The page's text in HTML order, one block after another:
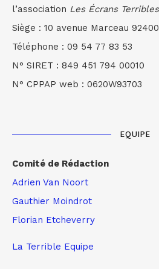
l’association Les Écrans
Siège : 10 avenue Marceau
Téléphone : 09 54 77 83 53
N° SIRET : 849 451 794 00010
N° CPPAP web : 0620W93703
EQUIPE
Comité de Rédaction
Adrien Van Noort
Gauthier Moindrot
Florian Etcheverry
La Terrible Equipe